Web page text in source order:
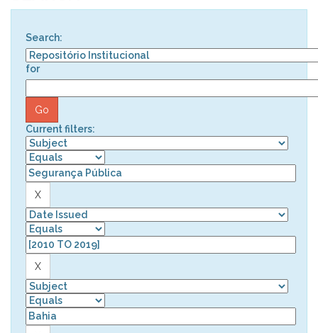
Search:
for
Current filters: